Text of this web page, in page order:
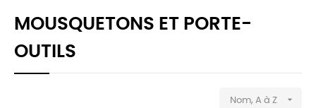
MOUSQUETONS ET PORTE-
OUTILS
Nom, A à Z 